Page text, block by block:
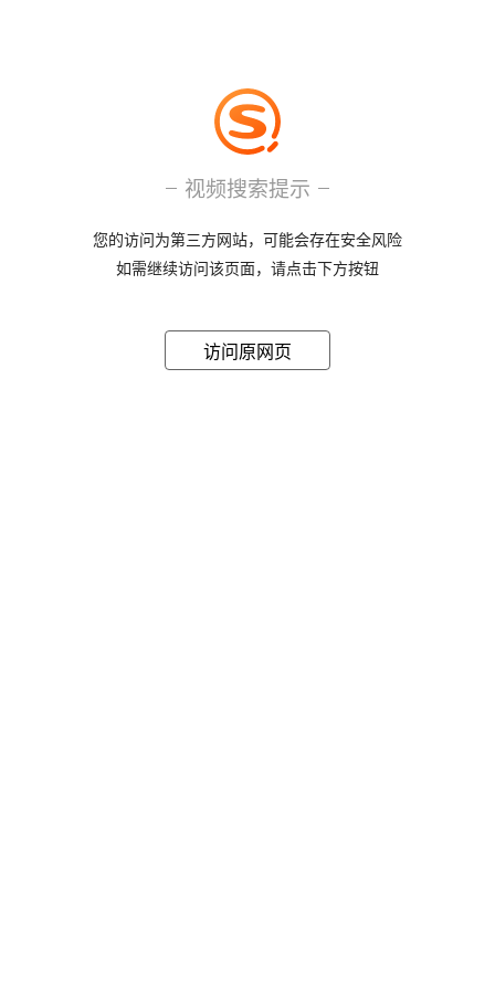
视频搜索提示
您的访问为第三方网站，可能会存在安全风险
如需继续访问该页面，请点击下方按钮
访问原网页